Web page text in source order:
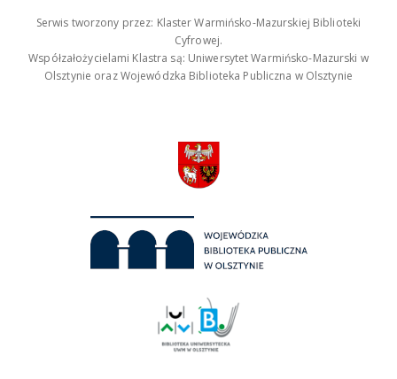
Serwis tworzony przez: Klaster Warmińsko-Mazurskiej Biblioteki
Cyfrowej.
Współzałożycielami Klastra są: Uniwersytet Warmińsko-Mazurski w
Olsztynie oraz Wojewódzka Biblioteka Publiczna w Olsztynie